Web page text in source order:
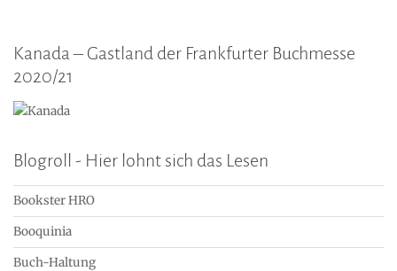
Kanada – Gastland der Frankfurter Buchmesse
2020/21
Blogroll - Hier lohnt sich das Lesen
Bookster HRO
Booquinia
Buch-Haltung